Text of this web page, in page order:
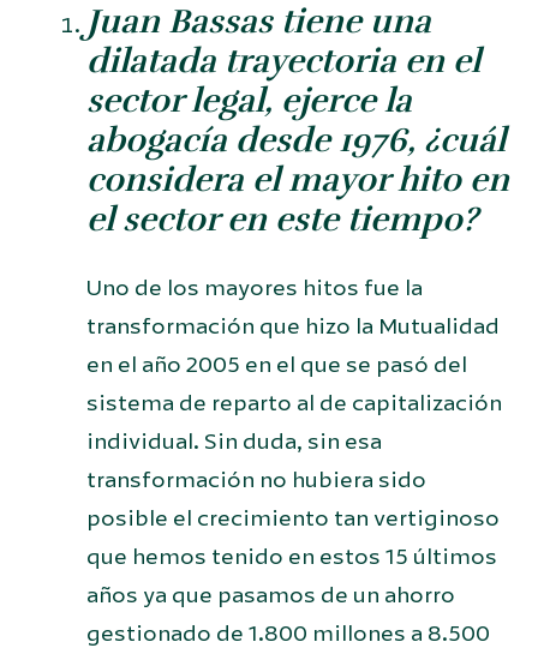
Juan Bassas tiene una
dilatada trayectoria en el
sector legal, ejerce la
abogacía desde 1976, ¿cuál
considera el mayor hito en
el sector en este tiempo?
Uno de los mayores hitos fue la
transformación que hizo la Mutualidad
en el año 2005 en el que se pasó del
sistema de reparto al de capitalización
individual. Sin duda, sin esa
transformación no hubiera sido
posible el crecimiento tan vertiginoso
que hemos tenido en estos 15 últimos
años ya que pasamos de un ahorro
gestionado de 1.800 millones a 8.500